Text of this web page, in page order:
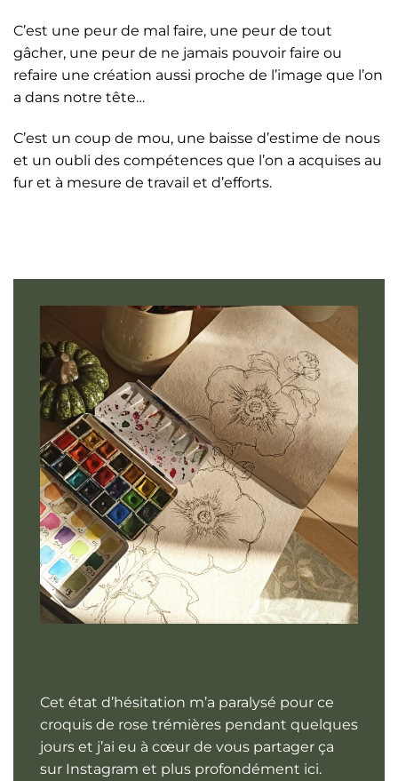
C’est une peur de mal faire, une peur de tout
gâcher, une peur de ne jamais pouvoir faire ou
refaire une création aussi proche de l’image que l’on
a dans notre tête…
C’est un coup de mou, une baisse d’estime de nous
et un oubli des compétences que l’on a acquises au
fur et à mesure de travail et d’efforts.
Cet état d’hésitation m’a paralysé pour ce
croquis de rose trémières pendant quelques
jours et j’ai eu à cœur de vous partager ça
sur Instagram et plus profondément ici.